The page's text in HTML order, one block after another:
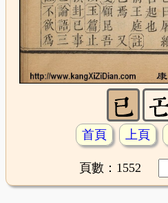
首頁 上頁
頁數：1552